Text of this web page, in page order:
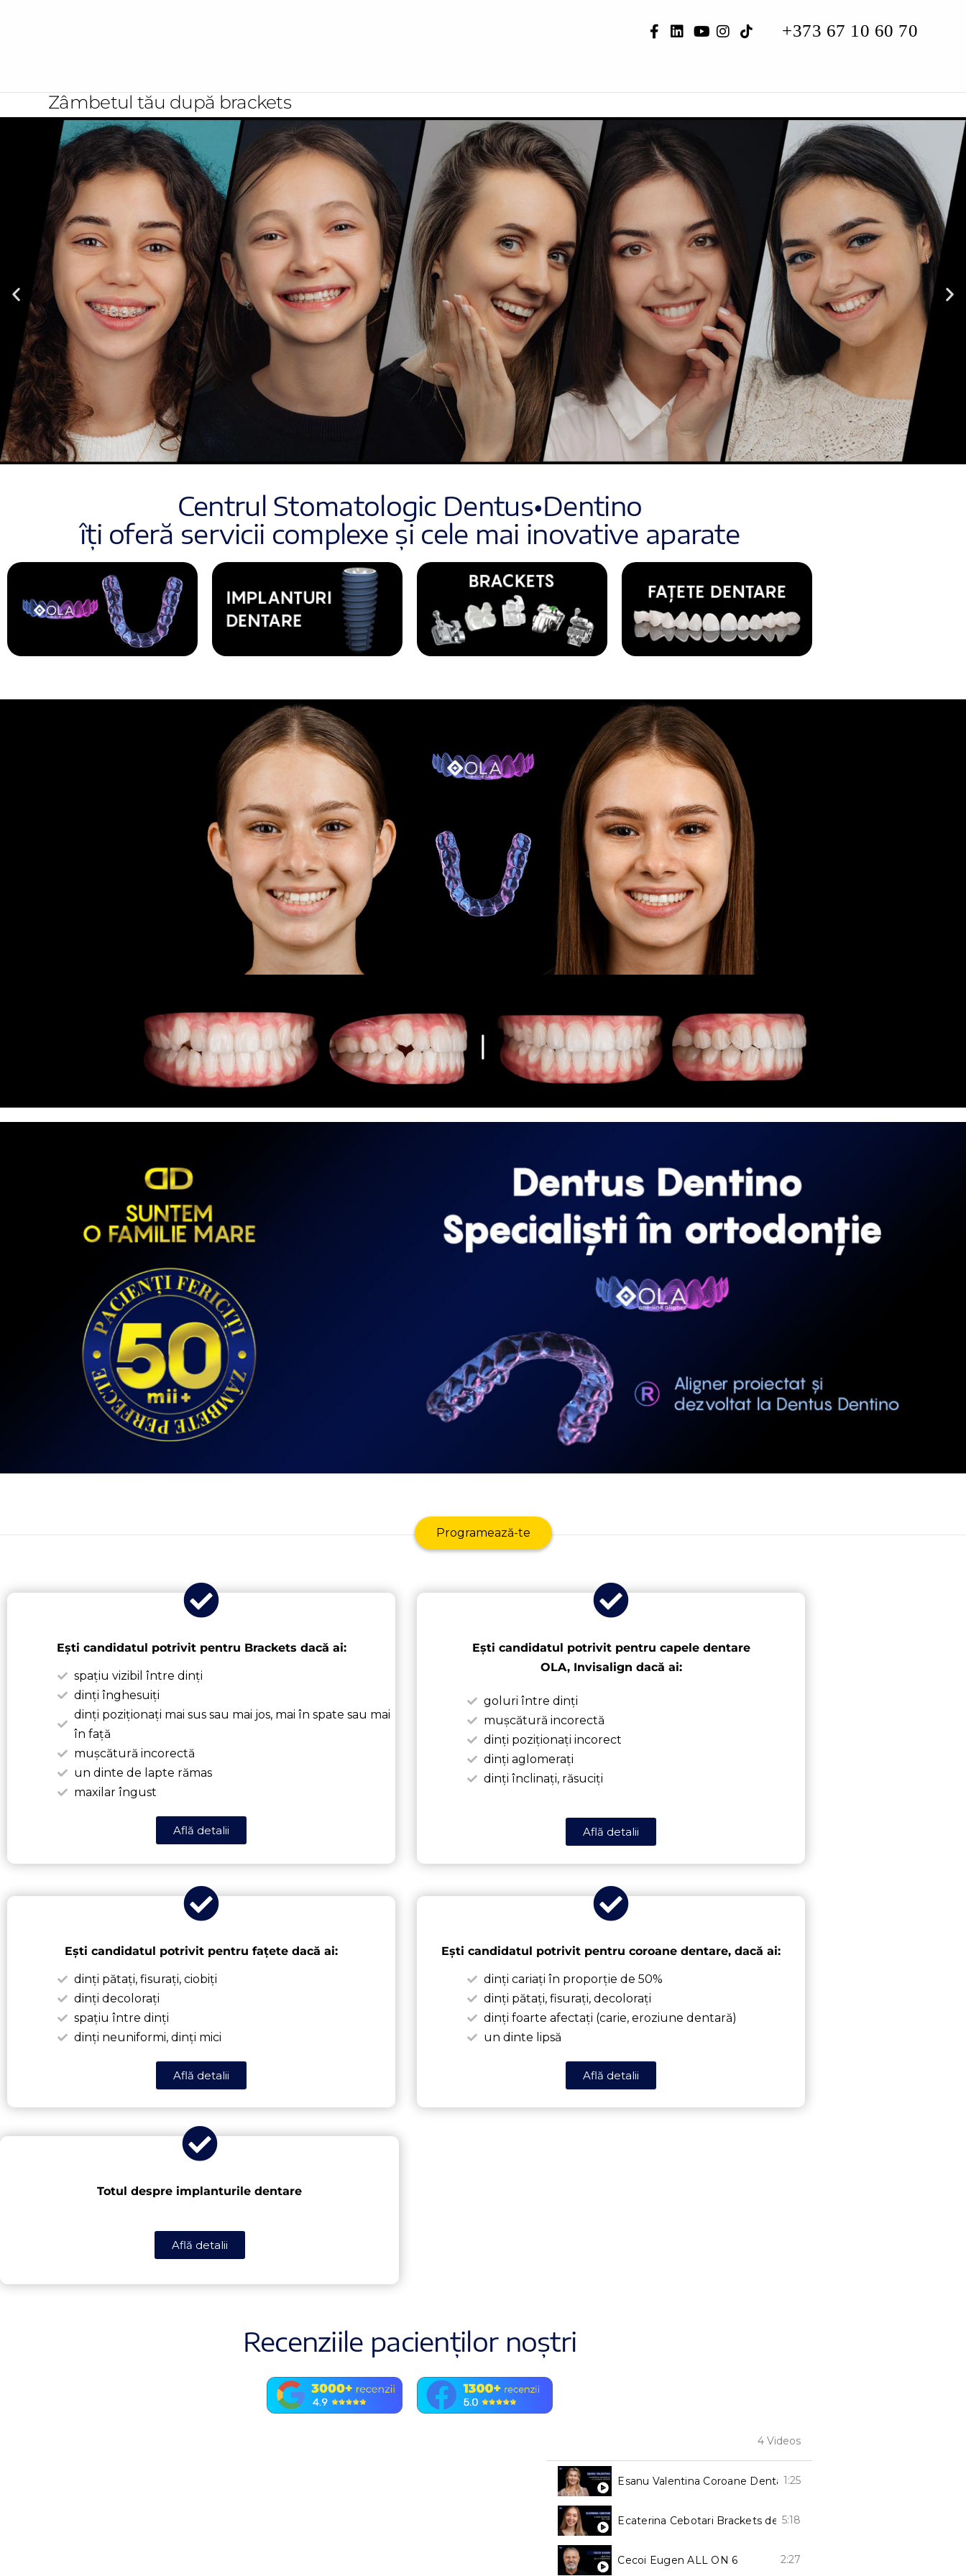
+373 67 10 60 70
Zâmbetul tău după brackets
Centrul Stomatologic Dentus•Dentino
îți oferă servicii complexe și cele mai inovative aparate
Programează-te
Ești candidatul potrivit pentru Brackets dacă ai:
spațiu vizibil între dinți
dinți înghesuiți
dinți poziționați mai sus sau mai jos, mai în spate sau mai
în față
mușcătură incorectă
un dinte de lapte rămas
maxilar îngust
Află detalii
Ești candidatul potrivit pentru capele dentare
OLA, Invisalign dacă ai:
goluri între dinți
mușcătură incorectă
dinți poziționați incorect
dinți aglomerați
dinți înclinați, răsuciți
Află detalii
Ești candidatul potrivit pentru fațete dacă ai:
dinți pătați, fisurați, ciobiți
dinți decolorați
spațiu între dinți
dinți neuniformi, dinți mici
Află detalii
Ești candidatul potrivit pentru coroane dentare, dacă ai:
dinți cariați în proporție de 50%
dinți pătați, fisurați, decolorați
dinți foarte afectați (carie, eroziune dentară)
un dinte lipsă
Află detalii
Totul despre implanturile dentare
Află detalii
Recenziile pacienților noștri
4 Videos
Esanu Valentina Coroane Dentare1:25
Ecaterina Cebotari Brackets de Safir
5:18
Cecoi Eugen ALL ON 6 2:27